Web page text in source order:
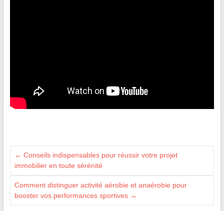
← Conseils indispensables pour réussir votre projet
immobilier en toute sérénité
Comment distinguer activité aérobie et anaérobie pour
booster vos performances sportives →